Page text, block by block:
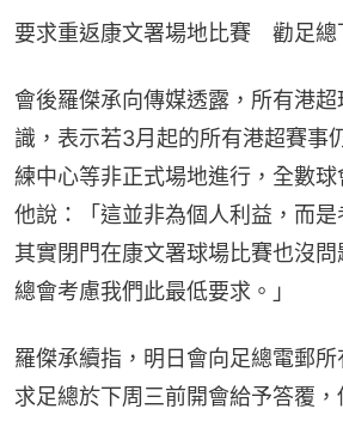
要求重返康文署場地比賽　勸足
會後羅傑承向傳媒透露，所有港
識，表示若3月起的所有港超賽事
練中心等非正式場地進行，全數球
他說：「這並非為個人利益，而是
其實閉門在康文署球場比賽也沒
總會考慮我們此最低要求。」
羅傑承續指，明日會向足總電郵
求足總於下周三前開會給予答覆